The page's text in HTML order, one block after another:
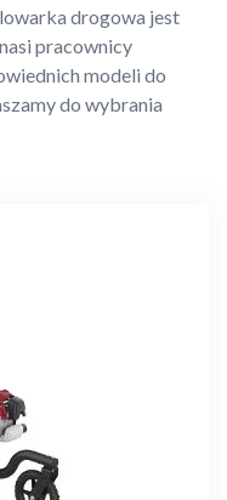
drogowa jest
pracownicy
modeli do
do wybrania